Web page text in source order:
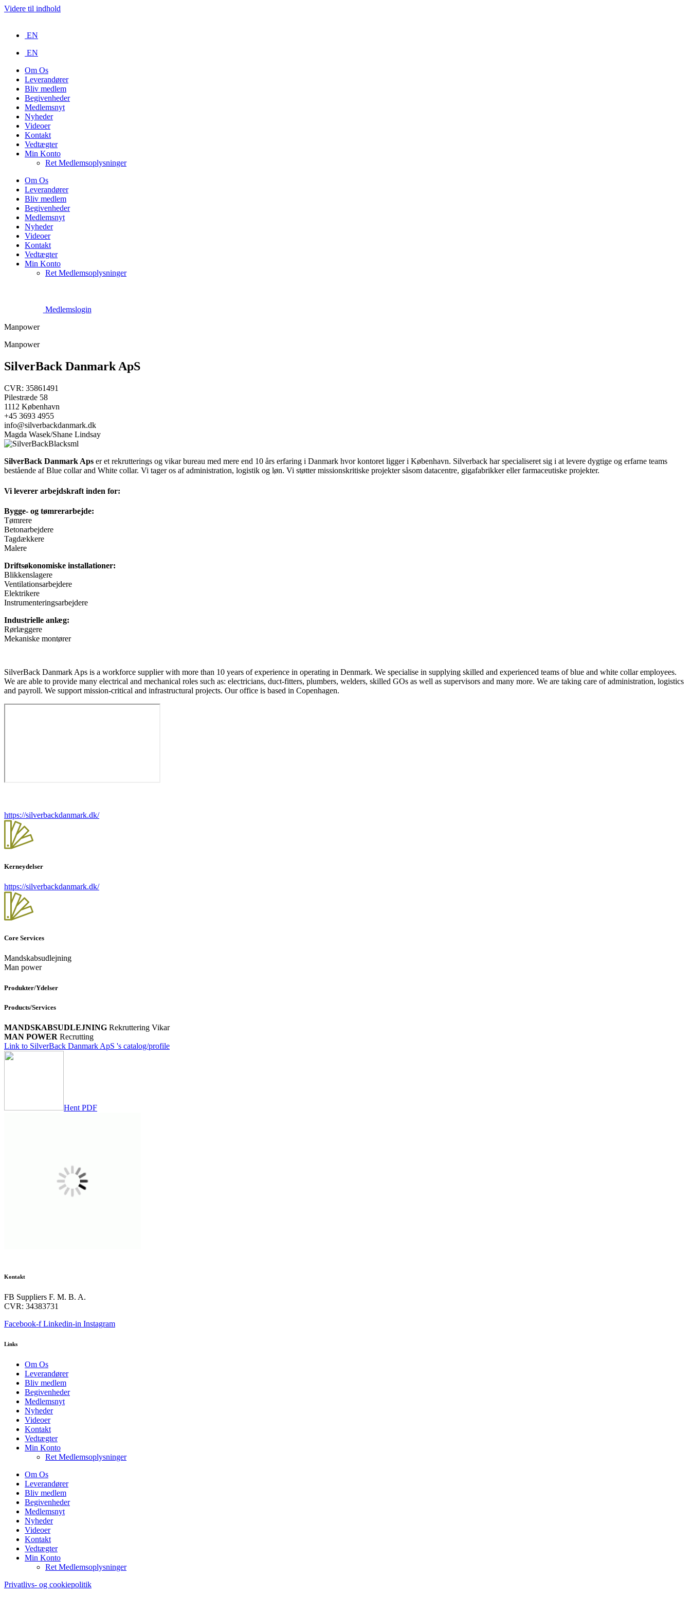
Videre til indhold
EN
EN
Om Os
Leverandører
Bliv medlem
Begivenheder
Medlemsnyt
Nyheder
Videoer
Kontakt
Vedtægter
Min Konto
Ret Medlemsoplysninger
Om Os
Leverandører
Bliv medlem
Begivenheder
Medlemsnyt
Nyheder
Videoer
Kontakt
Vedtægter
Min Konto
Ret Medlemsoplysninger
Medlemslogin
Manpower
Manpower
SilverBack Danmark ApS
CVR: 35861491
Pilestræde 58
1112 København
+45 3693 4955
info@silverbackdanmark.dk
Magda Wasek/Shane Lindsay
SilverBack Danmark Aps er et rekrutterings og vikar bureau med mere end 10 års erfaring i Danmark hvor kontoret ligger i København. Silverback har specialiseret sig i at levere dygtige og erfarne teams
bestående af Blue collar and White collar. Vi tager os af administration, logistik og løn. Vi støtter missionskritiske projekter såsom datacentre, gigafabrikker eller farmaceutiske projekter.
Vi leverer arbejdskraft inden for:
Bygge- og tømrerarbejde:
Tømrere
Betonarbejdere
Tagdækkere
Malere
Driftsøkonomiske installationer:
Blikkenslagere
Ventilationsarbejdere
Elektrikere
Instrumenteringsarbejdere
Industrielle anlæg:
Rørlæggere
Mekaniske montører
SilverBack Danmark Aps is a workforce supplier with more than 10 years of experience in operating in Denmark. We specialise in supplying skilled and experienced teams of blue and white collar employees.
We are able to provide many electrical and mechanical roles such as: electricians, duct-fitters, plumbers, welders, skilled GOs as well as supervisors and many more. We are taking care of administration, logistics
and payroll. We support mission-critical and infrastructural projects. Our office is based in Copenhagen.
https://silverbackdanmark.dk/
Kerneydelser
https://silverbackdanmark.dk/
Core Services
Mandskabsudlejning
Man power
Produkter/Ydelser
Products/Services
MANDSKABSUDLEJNING Rekruttering Vikar
MAN POWER Recrutting
Link to SilverBack Danmark ApS 's catalog/profile
Hent PDF
Kontakt
FB Suppliers F. M. B. A.
CVR: 34383731
Facebook-f Linkedin-in Instagram
Links
Om Os
Leverandører
Bliv medlem
Begivenheder
Medlemsnyt
Nyheder
Videoer
Kontakt
Vedtægter
Min Konto
Ret Medlemsoplysninger
Om Os
Leverandører
Bliv medlem
Begivenheder
Medlemsnyt
Nyheder
Videoer
Kontakt
Vedtægter
Min Konto
Ret Medlemsoplysninger
Privatlivs- og cookiepolitik